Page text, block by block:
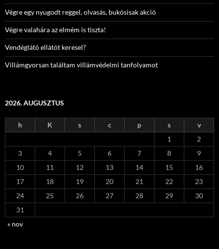
Végre egy nyugodt reggel, olvasás, bukósisak akció
Végre valahára az elmém is tiszta!
Vendéglátó ellátót keresel?
Villámgyorsan találtam villámvédelmi tanfolyamot
2026. AUGUSZTUS
h K s c p s
v
1
2
3
4 5 6 7 8
9
10
11 12 13 14 15
16
17
18 19 20 21 22
23
24
25 26 27 28 29
30
31
« nov